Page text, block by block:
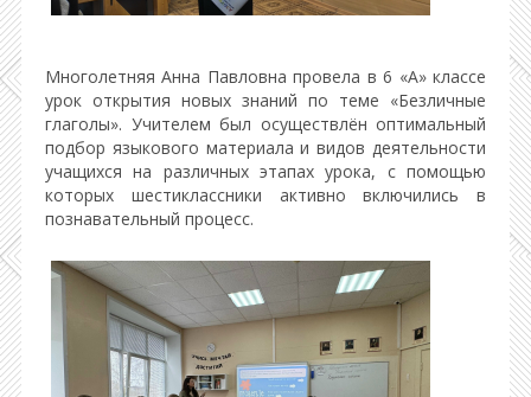
Многолетняя Анна Павловна провела в 6 «А» классе
урок открытия новых знаний по теме «Безличные
глаголы». Учителем был осуществлён оптимальный
подбор языкового материала и видов деятельности
учащихся на различных этапах урока, с помощью
которых шестиклассники активно включились в
познавательный процесс.